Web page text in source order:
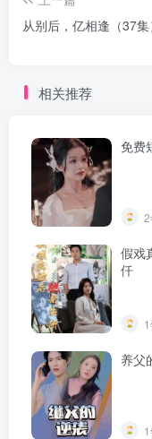
从别后，亿相逢（37集
相关推荐
免费
假戏
仟
养父